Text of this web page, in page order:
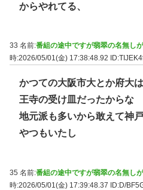
からやれてる、
33 名前:番組の途中ですが翡翠の名無し
時:2026/05/01(金) 17:38:48.92
かつての大阪市大とか府大
王寺の受け皿だったからな
地元派も多いから敢えて神
やつもいたし
35 名前:番組の途中ですが翡翠の名無し
時:2026/05/01(金) 17:39:48.37
ID:D/